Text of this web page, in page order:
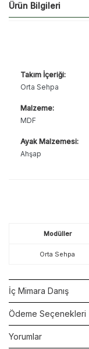
Ürün Bilgileri
Takım İçeriği:
Orta Sehpa
Malzeme:
MDF
Ayak Malzemesi:
Ahşap
Modüller
Orta Sehpa
İç Mimara Danış
Ödeme Seçenekleri
Yorumlar